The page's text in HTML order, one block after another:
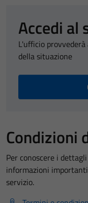
Accedi al
L'ufficio
della situazione
Condizioni
Per conoscere i
informazioni
servizio.